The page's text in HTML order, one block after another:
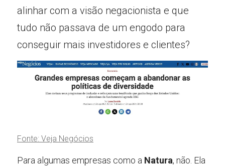
alinhar com a visão negacionista e que
tudo não passava de um engodo para
conseguir mais investidores e clientes?
Fonte: Veja Negócios
Para algumas empresas como a Natura